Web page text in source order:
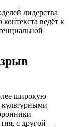
лидерства
контекста ведёт к
широкую
с другой —